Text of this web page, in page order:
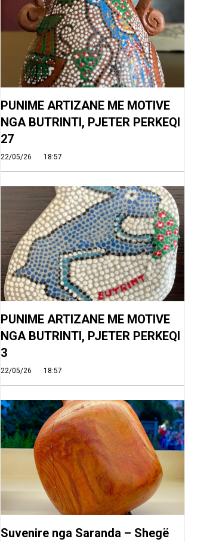
PUNIME ARTIZANE ME MOTIVE
NGA BUTRINTI, PJETER PERKEQI
27
22/05/26 18:57
PUNIME ARTIZANE ME MOTIVE
NGA BUTRINTI, PJETER PERKEQI
3
22/05/26 18:57
Suvenire nga Saranda – Shegë